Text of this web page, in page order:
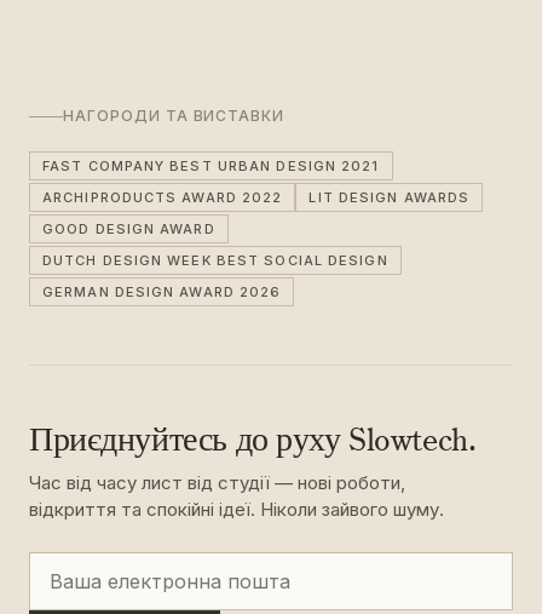
НАГОРОДИ ТА ВИСТАВКИ
FAST COMPANY BEST URBAN DESIGN 2021
ARCHIPRODUCTS AWARD 2022
LIT DESIGN AWARDS
GOOD DESIGN AWARD
DUTCH DESIGN WEEK BEST SOCIAL DESIGN
GERMAN DESIGN AWARD 2026
Приєднуйтесь до руху Slowtech.
Час від часу лист від студії — нові роботи,
відкриття та спокійні ідеї. Ніколи зайвого шуму.